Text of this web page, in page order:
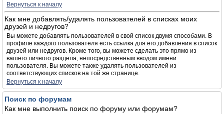
Вернуться к началу
Как мне добавлять/удалять пользователей в списках моих
друзей и недругов?
Вы можете добавлять пользователей в свой список двумя способами. В
профиле каждого пользователя есть ссылка для его добавления в список
друзей или недругов. Кроме того, вы можете сделать это прямо из
вашего личного раздела, непосредственным вводом имени
пользователя. Вы можете также удалять пользователей из
соответствующих списков на той же странице.
Вернуться к началу
Поиск по форумам
Как мне выполнить поиск по форуму или форумам?